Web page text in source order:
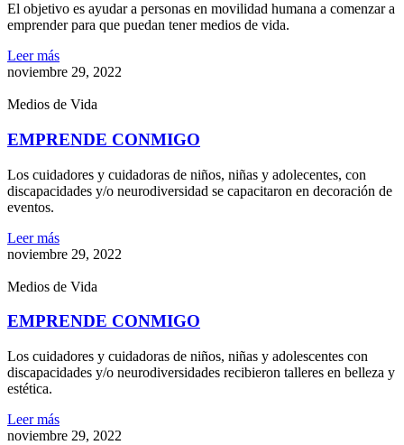
El objetivo es ayudar a personas en movilidad humana a comenzar a
emprender para que puedan tener medios de vida.
Leer más
noviembre 29, 2022
Medios de Vida
EMPRENDE CONMIGO
Los cuidadores y cuidadoras de niños, niñas y adolecentes, con
discapacidades y/o neurodiversidad se capacitaron en decoración de
eventos.
Leer más
noviembre 29, 2022
Medios de Vida
EMPRENDE CONMIGO
Los cuidadores y cuidadoras de niños, niñas y adolescentes con
discapacidades y/o neurodiversidades recibieron talleres en belleza y
estética.
Leer más
noviembre 29, 2022